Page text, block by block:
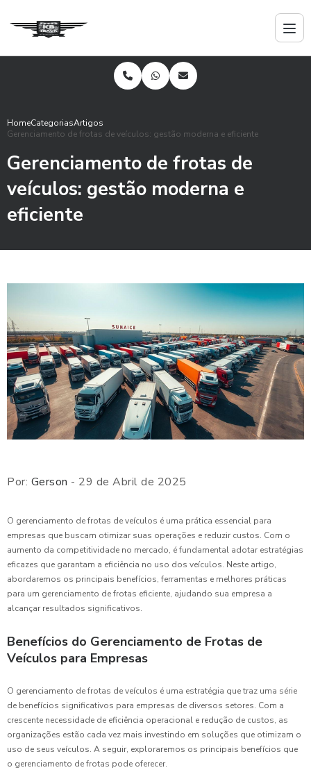
HomeCategoriasArtigos
Gerenciamento de frotas de veículos: gestão moderna e eficiente
Gerenciamento de frotas de
veículos: gestão moderna e
eficiente
Por: Gerson - 29 de Abril de 2025
O gerenciamento de frotas de veículos é uma prática essencial para
empresas que buscam otimizar suas operações e reduzir custos. Com o
aumento da competitividade no mercado, é fundamental adotar estratégias
eficazes que garantam a eficiência no uso dos veículos. Neste artigo,
abordaremos os principais benefícios, ferramentas e melhores práticas
para um gerenciamento de frotas eficiente, ajudando sua empresa a
alcançar resultados significativos.
Benefícios do Gerenciamento de Frotas de
Veículos para Empresas
O gerenciamento de frotas de veículos é uma estratégia que traz uma série
de benefícios significativos para empresas de diversos setores. Com a
crescente necessidade de eficiência operacional e redução de custos, as
organizações estão cada vez mais investindo em soluções que otimizam o
uso de seus veículos. A seguir, exploraremos os principais benefícios que
o gerenciamento de frotas pode oferecer.